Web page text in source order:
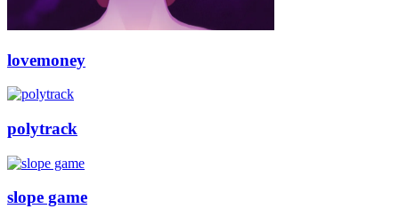
lovemoney
polytrack
slope game